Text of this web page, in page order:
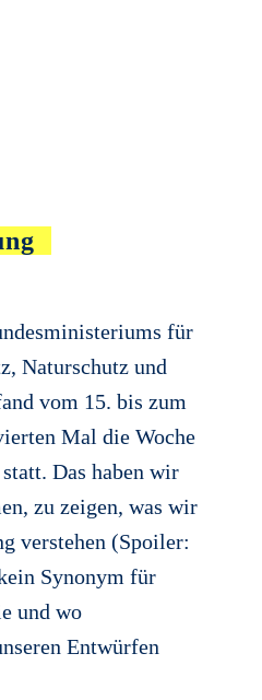
für
Naturschutz und
vom 15. bis zum
Mal die Woche
Das haben wir
zu zeigen, was wir
verstehen (Spoiler:
Synonym für
und wo
Entwürfen